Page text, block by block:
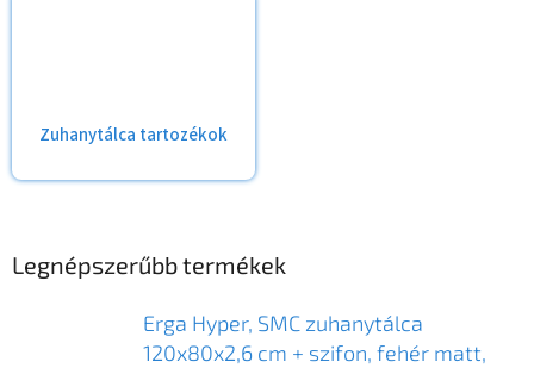
Zuhanytálca tartozékok
Legnépszerűbb termékek
Erga Hyper, SMC zuhanytálca
120x80x2,6 cm + szifon, fehér matt,